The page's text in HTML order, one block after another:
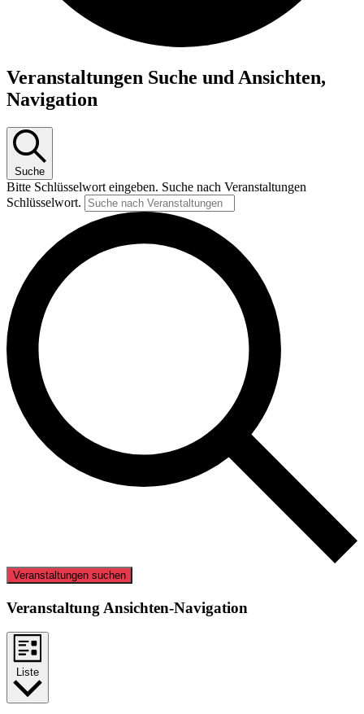
Veranstaltungen
Veranstaltungen Suche und Ansichten,
Navigation
Suche
Bitte Schlüsselwort eingeben. Suche nach Veranstaltungen
Schlüsselwort.
Veranstaltungen suchen
Veranstaltung Ansichten-Navigation
Liste